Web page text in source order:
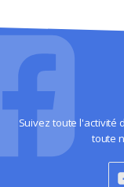
Suivez toute l'activité
toute